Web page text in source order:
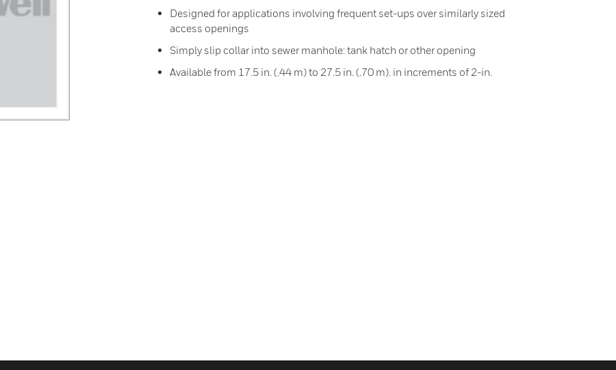
Designed for applications involving frequent set-ups over similarly sized
access openings
Simply slip collar into sewer manhole: tank hatch or other opening
Available from 17.5 in. (.44 m) to 27.5 in. (.70 m). in increments of 2-in.